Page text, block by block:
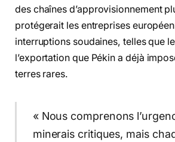
des chaînes d’approvisionnement
protégerait les entreprises
interruptions soudaines, telles que
l’exportation que Pékin a déjà
terres rares.
« Nous comprenons
minerais critiques, mais